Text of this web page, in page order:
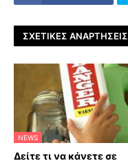
ΣΧΕΤΙΚΈΣ ΑΝΑΡΤΉΣΕΙΣ
NEWS
Δείτε τι να κάνετε σε